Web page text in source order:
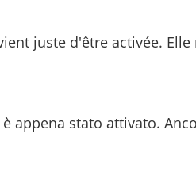
juste d'être activée.
appena stato attivato.